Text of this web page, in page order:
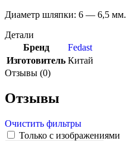
Диаметр шляпки: 6 — 6,5 мм.
Детали
Бренд
Fedast
Изготовитель Китай
Отзывы (0)
Отзывы
Очистить фильтры
Только с изображениями